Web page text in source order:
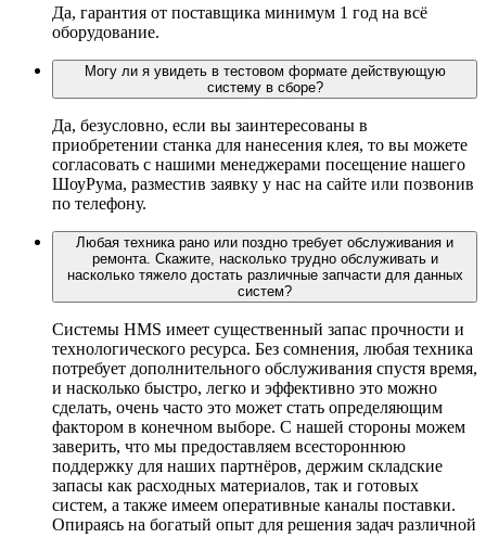
Да, гарантия от поставщика минимум 1 год на всё
оборудование.
Могу ли я увидеть в тестовом формате действующую
систему в сборе?
Да, безусловно, если вы заинтересованы в
приобретении станка для нанесения клея, то вы можете
согласовать с нашими менеджерами посещение нашего
ШоуРума, разместив заявку у нас на сайте или позвонив
по телефону.
Любая техника рано или поздно требует обслуживания и
ремонта. Скажите, насколько трудно обслуживать и
насколько тяжело достать различные запчасти для данных
систем?
Системы HMS имеет существенный запас прочности и
технологического ресурса. Без сомнения, любая техника
потребует дополнительного обслуживания спустя время,
и насколько быстро, легко и эффективно это можно
сделать, очень часто это может стать определяющим
фактором в конечном выборе. С нашей стороны можем
заверить, что мы предоставляем всестороннюю
поддержку для наших партнёров, держим складские
запасы как расходных материалов, так и готовых
систем, а также имеем оперативные каналы поставки.
Опираясь на богатый опыт для решения задач различной